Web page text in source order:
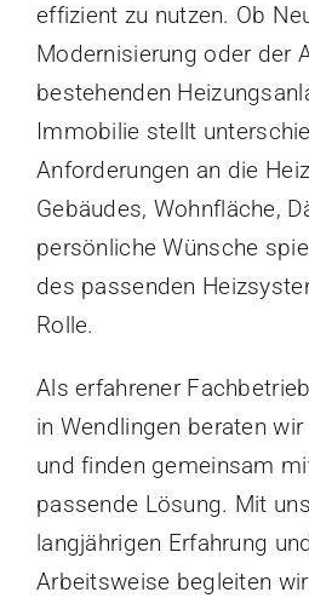
effizient zu nutzen. Ob
Modernisierung oder der
bestehenden
Immobilie stellt
Anforderungen an die
Gebäudes, Wohnfläche,
persönliche Wünsche
des passenden
Rolle.
Als erfahrener
in Wendlingen beraten
und finden gemeinsam
passende Lösung. Mit
langjährigen Erfahrung
Arbeitsweise begleiten